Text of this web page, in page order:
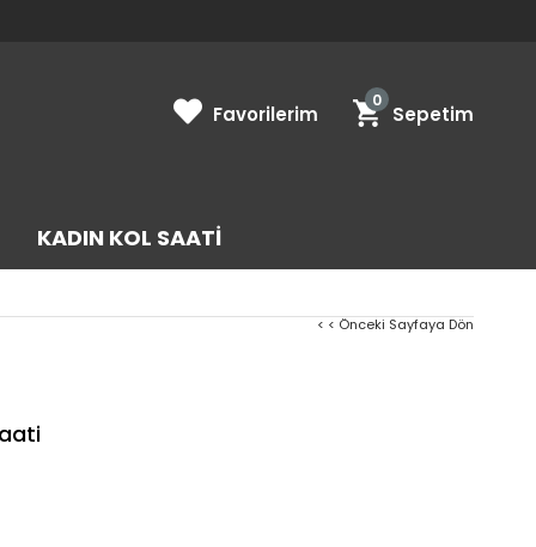
Sepetim
0
KADIN KOL SAATI
Favorilerim
< < Önceki Sayfaya Dön